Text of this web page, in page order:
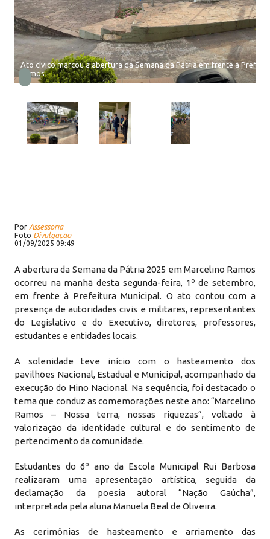
Ato cívico marcou a abertura da Semana da Pátria em frente à
Ramos
Por Assessoria
Foto Divulgação
01/09/2025 09:49
A abertura da Semana da Pátria 2025 em Marcelino Ramos
ocorreu na manhã desta segunda-feira, 1º de setembro,
em frente à Prefeitura Municipal. O ato contou com a
presença de autoridades civis e militares, representantes
do Legislativo e do Executivo, diretores, professores,
estudantes e entidades locais.
A solenidade teve início com o hasteamento dos
pavilhões Nacional, Estadual e Municipal, acompanhado da
execução do Hino Nacional. Na sequência, foi destacado o
tema que conduz as comemorações neste ano: “Marcelino
Ramos – Nossa terra, nossas riquezas”, voltado à
valorização da identidade cultural e do sentimento de
pertencimento da comunidade.
Estudantes do 6º ano da Escola Municipal Rui Barbosa
realizaram uma apresentação artística, seguida da
declamação da poesia autoral “Nação Gaúcha”,
interpretada pela aluna Manuela Beal de Oliveira.
As cerimônias de hasteamento e arriamento das